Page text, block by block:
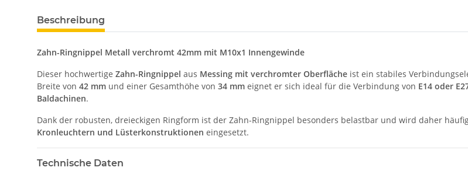
Beschreibung
Zahn-Ringnippel Metall verchromt 42mm mit M10x1 Innengewinde
Dieser hochwertige Zahn-Ringnippel aus Messing mit verchromter Oberfläche ist ein stabiles
Breite von 42 mm und einer Gesamthöhe von 34 mm eignet er sich ideal für die Verbindung von E14 oder
Baldachinen.
Dank der robusten, dreieckigen Ringform ist der Zahn-Ringnippel besonders belastbar und wird daher
Kronleuchtern und Lüsterkonstruktionen eingesetzt.
Technische Daten